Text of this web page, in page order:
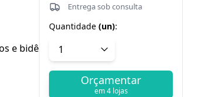
e bidês, com ou
Entrega sob consulta
Quantidade (un):
Orçamentar
em 4 lojas